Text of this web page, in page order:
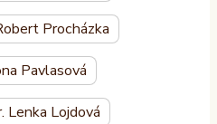
Procházka
Pavlasová
Lenka Lojdová